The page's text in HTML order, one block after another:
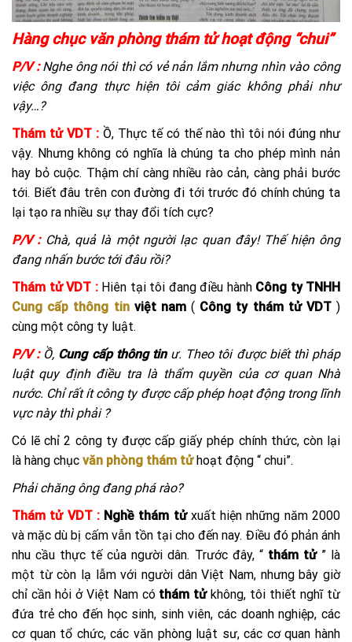
Hàng chục văn phòng thám tử hoạt động “chui”
P/V :Nghe ông nói thì có vẻ nản lắm nhưng nhìn vào công
việc ông đang thực hiện tôi cảm giác không phải như
vậy…?
Thám tử VDT : Ồ, Thực tế có thế nào thì tôi nói đúng như
vậy. Nhưng không có nghĩa là chúng ta cho phép mình nản
hay bỏ cuộc. Thậm chí càng nhiều rào cản, càng phải bước
tới. Biết đâu trên con đường đi tới trước đó chính chúng ta
lại tạo ra nhiều sự thay đổi tích cực?
P/V : Chà, quả là một người lạc quan đây! Thế hiện ông
đang nhấn bước tới đâu rồi?
Thám tử VDT : Hiên tại tôi đang điều hành Công ty TNHH
Cung cấp thông tinviệt nam ( Công ty thám tử VDT)
cùng một công ty luật.
P/V : Ồ, Cung cấp thông tinư. Theo tôi được biết thì pháp
luật quy định điều tra là thẩm quyền của cơ quan Nhà
nước. Chỉ rất ít công ty được cấp phép hoạt động trong lĩnh
vực này thì phải ?
Có lẽ chỉ 2 công ty được cấp giấy phép chính thức, còn lại
là hàng chục văn phòng thám tửhoạt động “ chui”.
Phải chăng ông đang phá rào?
Thám tử VDT : Nghề thám tửxuất hiện những năm 2000
và mặc dù bị cấm vẫn tồn tại cho đến nay. Điều đó phản ánh
nhu cầu thực tế của người dân. Trước đây, “ thám tử ” là
một từ còn lạ lẫm với người dân Việt Nam, nhưng bây giờ
chỉ cần hỏi ở Việt Nam có thám tửkhông, tôi thiết nghĩ từ
đứa trẻ cho đến học sinh, sinh viên, các doanh nghiệp, các
cơ quan tổ chức, các văn phòng luật sư, các cơ quan hành